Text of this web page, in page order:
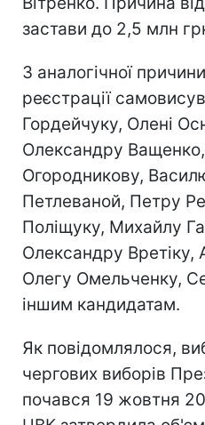
застави до 2,5 млн
З аналогічної
реєстрації
Гордейчуку, Олені
Олександру
Огородникову,
Петлеваной, Петру
Поліщуку, Михайлу
Олександру
Олегу Омельченку,
іншим кандидатам.
Як повідомлялося,
чергових виборів
почався 19 жовтня